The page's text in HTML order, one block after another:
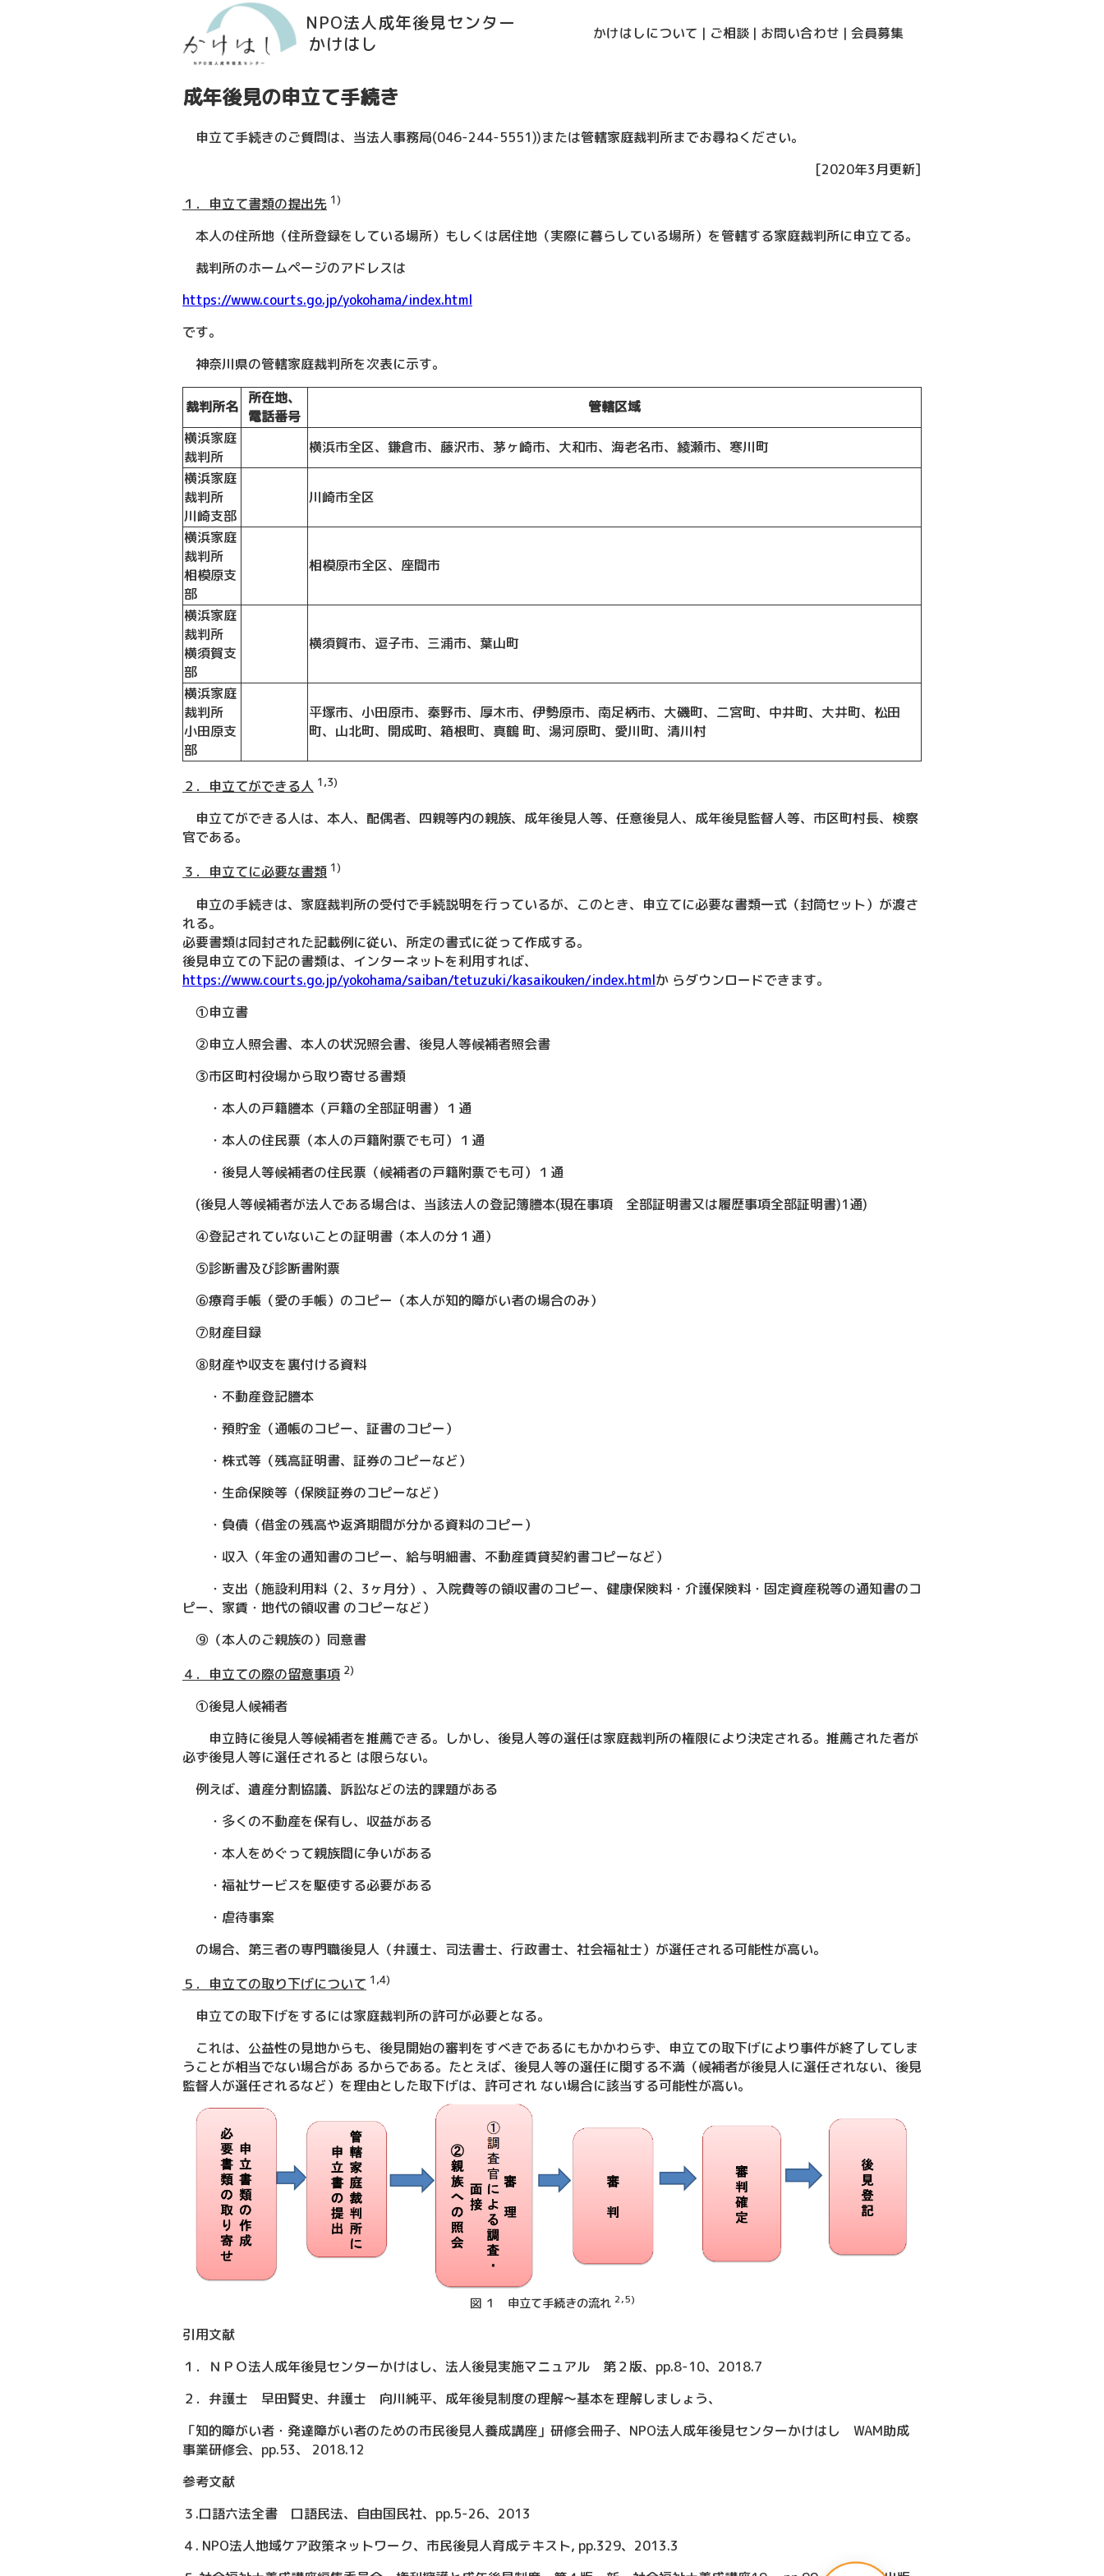
NPO法人成年後見センター
かけはし
かけはしについて | ご相談 | お問い合わせ | 会員募集
成年後見の申立て手続き
申立て手続きのご質問は、当法人事務局(046-244-5551))または管轄家庭裁判所までお尋ねください。
[2020年3月更新]
１．申立て書類の提出先 1)
本人の住所地（住所登録をしている場所）もしくは居住地（実際に暮らしている場所）を管轄する家庭裁判所に申立てる。
裁判所のホームページのアドレスは
https://www.courts.go.jp/yokohama/index.html
です。
神奈川県の管轄家庭裁判所を次表に示す。
裁判所名 所在地、
電話番号
管轄区域
横浜家庭
裁判所
横浜市全区、鎌倉市、藤沢市、茅ヶ崎市、大和市、海老名市、綾瀬市、寒川町
横浜家庭
裁判所
川崎支部
川崎市全区
横浜家庭
裁判所
相模原支
部
相模原市全区、座間市
横浜家庭
裁判所
横須賀支
部
横須賀市、逗子市、三浦市、葉山町
横浜家庭
裁判所
小田原支
部
平塚市、小田原市、秦野市、厚木市、伊勢原市、南足柄市、大磯町、二宮町、中井町、大井町、松田
町、山北町、開成町、箱根町、真鶴 町、湯河原町、愛川町、清川村
２．申立てができる人 1,3)
申立てができる人は、本人、配偶者、四親等内の親族、成年後見人等、任意後見人、成年後見監督人等、市区町村長、検察
官である。
３．申立てに必要な書類 1)
申立の手続きは、家庭裁判所の受付で手続説明を行っているが、このとき、申立てに必要な書類一式（封筒セット）が渡さ
れる。
必要書類は同封された記載例に従い、所定の書式に従って作成する。
後見申立ての下記の書類は、インターネットを利用すれば、
https://www.courts.go.jp/yokohama/saiban/tetuzuki/kasaikouken/index.htmlか らダウンロードできます。
①申立書
②申立人照会書、本人の状況照会書、後見人等候補者照会書
③市区町村役場から取り寄せる書類
・本人の戸籍謄本（戸籍の全部証明書）１通
・本人の住民票（本人の戸籍附票でも可）１通
・後見人等候補者の住民票（候補者の戸籍附票でも可）１通
(後見人等候補者が法人である場合は、当該法人の登記簿謄本(現在事項 全部証明書又は履歴事項全部証明書)1通)
④登記されていないことの証明書（本人の分１通）
⑤診断書及び診断書附票
⑥療育手帳（愛の手帳）のコピー（本人が知的障がい者の場合のみ）
⑦財産目録
⑧財産や収支を裏付ける資料
・不動産登記謄本
・預貯金（通帳のコピー、証書のコピー）
・株式等（残高証明書、証券のコピーなど）
・生命保険等（保険証券のコピーなど）
・負債（借金の残高や返済期間が分かる資料のコピー）
・収入（年金の通知書のコピー、給与明細書、不動産賃貸契約書コピーなど）
・支出（施設利用料（2、3ヶ月分）、入院費等の領収書のコピー、健康保険料・介護保険料・固定資産税等の通知書のコ
ピー、家賃・地代の領収書 のコピーなど）
⑨（本人のご親族の）同意書
４．申立ての際の留意事項 2)
①後見人候補者
申立時に後見人等候補者を推薦できる。しかし、後見人等の選任は家庭裁判所の権限により決定される。推薦された者が
必ず後見人等に選任されると は限らない。
例えば、遺産分割協議、訴訟などの法的課題がある
・多くの不動産を保有し、収益がある
・本人をめぐって親族間に争いがある
・福祉サービスを駆使する必要がある
・虐待事案
の場合、第三者の専門職後見人（弁護士、司法書士、行政書士、社会福祉士）が選任される可能性が高い。
５．申立ての取り下げについて 1,4)
申立ての取下げをするには家庭裁判所の許可が必要となる。
これは、公益性の見地からも、後見開始の審判をすべきであるにもかかわらず、申立ての取下げにより事件が終了してしま
うことが相当でない場合があ るからである。たとえば、後見人等の選任に関する不満（候補者が後見人に選任されない、後見
監督人が選任されるなど）を理由とした取下げは、許可され ない場合に該当する可能性が高い。
図 １ 申立て手続きの流れ 2,5)
引用文献
１．ＮＰＯ法人成年後見センターかけはし、法人後見実施マニュアル 第２版、pp.8-10、2018.7
２．弁護士 早田賢史、弁護士 向川純平、成年後見制度の理解～基本を理解しましょう、
「知的障がい者・発達障がい者のための市民後見人養成講座」研修会冊子、NPO法人成年後見センターかけはし WAM助成
事業研修会、pp.53、 2018.12
参考文献
３.口語六法全書 口語民法、自由国民社、pp.5-26、2013
４. NPO法人地域ケア政策ネットワーク、市民後見人育成テキスト, pp.329、2013.3